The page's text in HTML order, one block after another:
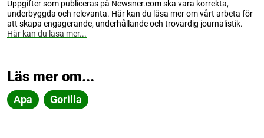
Uppgifter som publiceras på Newsner.com ska vara korrekta,
underbyggda och relevanta. Här kan du läsa mer om vårt arbeta för
att skapa engagerande, underhållande och trovärdig journalistik.
Här kan du läsa mer...
Läs mer om...
Apa Gorilla